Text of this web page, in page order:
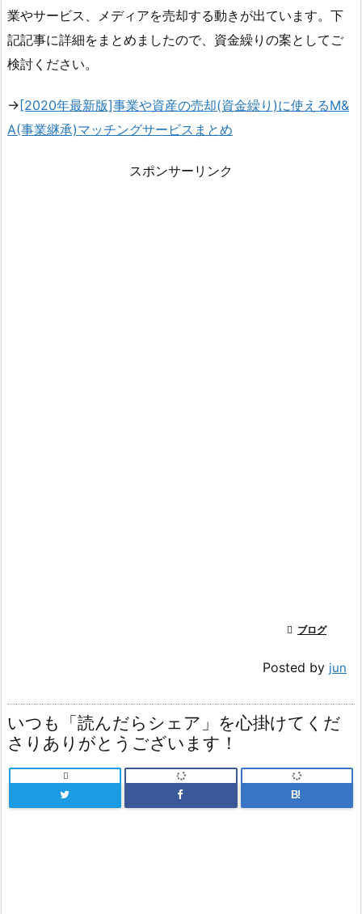
業やサービス、メディアを売却する動きが出ています。下
記記事に詳細をまとめましたので、資金繰りの案としてご
検討ください。
→[2020年最新版]事業や資産の売却(資金繰り)に使えるM&
A(事業継承)マッチングサービスまとめ
スポンサーリンク
 ブログ
Posted by jun
いつも「読んだらシェア」を心掛けてくだ
さりありがとうございます！

B!